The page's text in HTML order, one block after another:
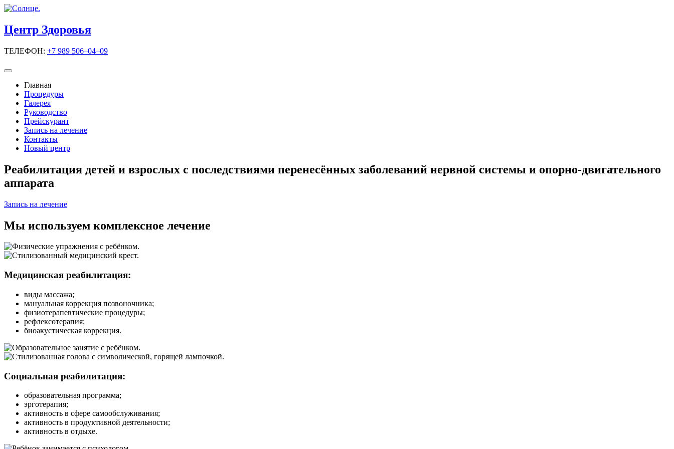
Центр Здоровья
ТЕЛЕФОН: +7 989 506–04–09
Главная
Процедуры
Галерея
Руководство
Прейскурант
Запись на лечение
Контакты
Новый центр
Реабилитация детей и взрослых с последствиями перенесённых заболеваний нервной системы и опорно-двигательного
аппарата
Запись на лечение
Мы используем комплексное лечение
Медицинская реабилитация:
виды массажа;
мануальная коррекция позвоночника;
физиотерапевтические процедуры;
рефлексотерапия;
биоакустическая коррекция.
Социальная реабилитация:
образовательная программа;
эрготерапия;
активность в сфере самообслуживания;
активность в продуктивной деятельности;
активность в отдыхе.